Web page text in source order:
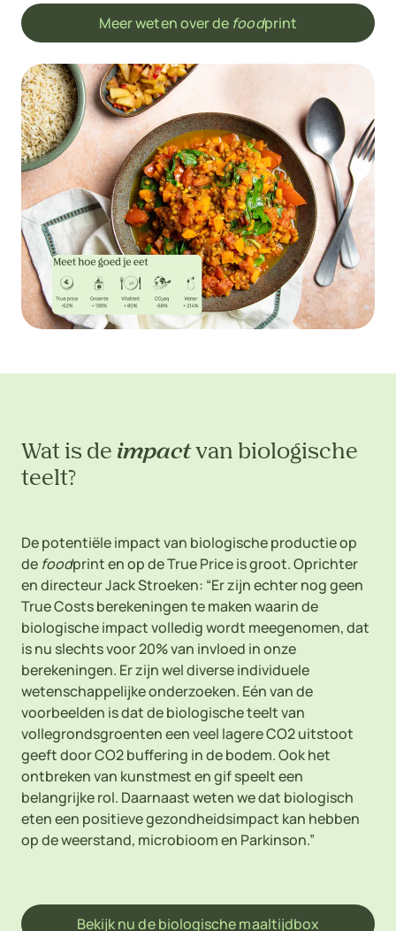
Meer weten over de foodprint
Wat is de impactvan biologische
teelt?
De potentiële impact van biologische productie op
de foodprint en op de True Price is groot. Oprichter
en directeur Jack Stroeken: “Er zijn echter nog geen
True Costs berekeningen te maken waarin de
biologische impact volledig wordt meegenomen, dat
is nu slechts voor 20% van invloed in onze
berekeningen. Er zijn wel diverse individuele
wetenschappelijke onderzoeken. Eén van de
voorbeelden is dat de biologische teelt van
vollegrondsgroenten een veel lagere CO2 uitstoot
geeft door CO2 buffering in de bodem. Ook het
ontbreken van kunstmest en gif speelt een
belangrijke rol. Daarnaast weten we dat biologisch
eten een positieve gezondheidsimpact kan hebben
op de weerstand, microbioom en Parkinson.”
Bekijk nu de biologische maaltijdbox